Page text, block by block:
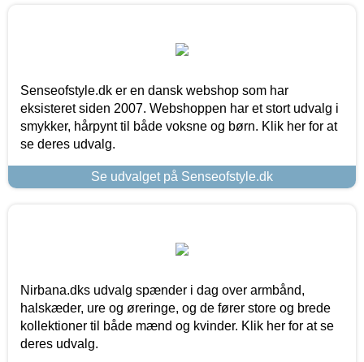
Senseofstyle.dk er en dansk webshop som har
eksisteret siden 2007. Webshoppen har et stort udvalg i
smykker, hårpynt til både voksne og børn. Klik her for at
se deres udvalg.
Se udvalget på Senseofstyle.dk
Nirbana.dks udvalg spænder i dag over armbånd,
halskæder, ure og øreringe, og de fører store og brede
kollektioner til både mænd og kvinder. Klik her for at se
deres udvalg.